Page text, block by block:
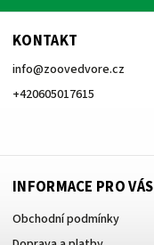
KONTAKT
info@zoovedvore.cz
+420605017615
INFORMACE PRO VÁS
Obchodní podmínky